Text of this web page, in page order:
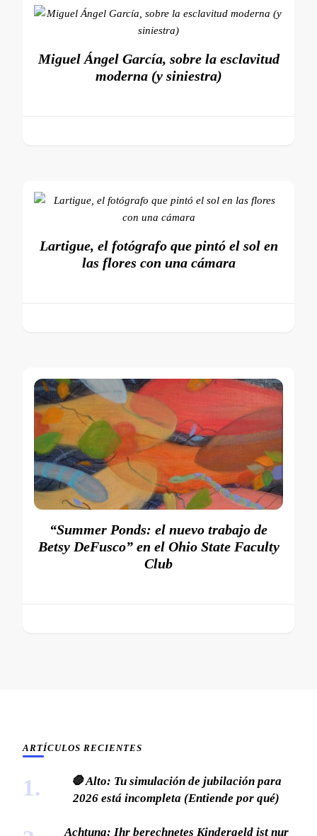
Miguel Ángel García, sobre la esclavitud
moderna (y siniestra)
Lartigue, el fotógrafo que pintó el sol en
las flores con una cámara
“Summer Ponds: el nuevo trabajo de
Betsy DeFusco” en el Ohio State Faculty
Club
ARTÍCULOS RECIENTES
🛑 Alto: Tu simulación de jubilación para
2026 está incompleta (Entiende por qué)
Achtung: Ihr berechnetes Kindergeld ist nur